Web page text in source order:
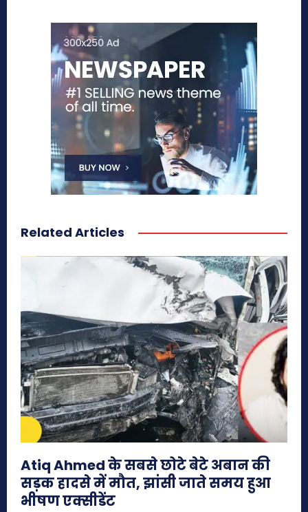
Related Articles
Atiq Ahmed के सबसे छोटे बेटे अबान की
सड़क हादसे में मौत, झांसी जाते समय हुआ
भीषण एक्सीडेंट